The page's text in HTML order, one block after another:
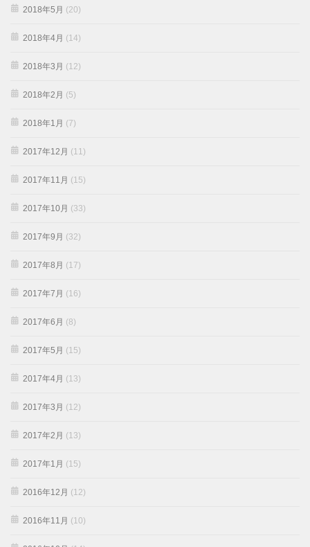
2018年5月 (20)
2018年4月 (14)
2018年3月 (12)
2018年2月 (5)
2018年1月 (7)
2017年12月 (11)
2017年11月 (15)
2017年10月 (33)
2017年9月 (32)
2017年8月 (17)
2017年7月 (16)
2017年6月 (8)
2017年5月 (15)
2017年4月 (13)
2017年3月 (12)
2017年2月 (13)
2017年1月 (15)
2016年12月 (12)
2016年11月 (10)